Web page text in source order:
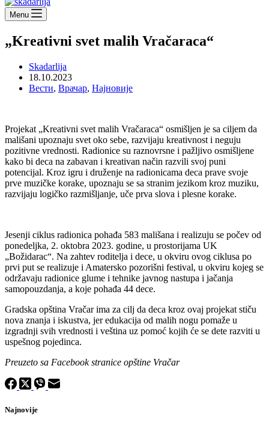
Menu
„Kreativni svet malih Vračaraca“
Skadarlija
18.10.2023
Вести, Врачар, Најновије
Projekat „Kreativni svet malih Vračaraca“ osmišljen je sa ciljem da
mališani upoznaju svet oko sebe, razvijaju kreativnost i neguju
pozitivne vrednosti. Radionice su raznovrsne i pažljivo osmišljene
kako bi deca na zabavan i kreativan način razvili svoj puni
potencijal. Kroz igru i druženje na radionicama deca prave svoje
prve muzičke korake, upoznaju se sa stranim jezikom kroz muziku,
razvijaju logičko razmišljanje, uče prva slova i plesne korake.
Jesenji ciklus radionica pohađa 583 mališana i realizuju se počev od
ponedeljka, 2. oktobra 2023. godine, u prostorijama UK
„Božidarac“. Na zahtev roditelja i dece, u okviru ovog ciklusa po
prvi put se realizuje i Amatersko pozorišni festival, u okviru kojeg se
održavaju radionice glume i tehnike javnog nastupa i jačanja
samopouzdanja, a koje pohađa 44 dece.
Gradska opština Vračar ima za cilj da deca kroz ovaj projekat stiču
nova znanja i iskustva, jer edukacija od malih nogu pomaže u
izgradnji svih vrednosti i veština uz pomoć kojih će se dete razviti u
uspešnog pojedinca.
Preuzeto sa Facebook stranice opštine Vračar
Najnovije